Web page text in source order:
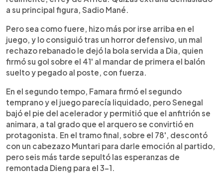
a su principal figura, Sadio Mané.
Pero sea como fuere, hizo más por irse arriba en el
juego, y lo consiguió tras un horror defensivo, un mal
rechazo rebanado le dejó la bola servida a Dia, quien
firmó su gol sobre el 41' al mandar de primera el balón
suelto y pegado al poste, con fuerza.
En el segundo tempo, Famara firmó el segundo
temprano y el juego parecía liquidado, pero Senegal
bajó el pie del acelerador y permitió que el anfitrión se
animara, a tal grado que el arquero se convirtió en
protagonista. En el tramo final, sobre el 78', descontó
con un cabezazo Muntari para darle emoción al partido,
pero seis más tarde sepultó las esperanzas de
remontada Dieng para el 3-1.